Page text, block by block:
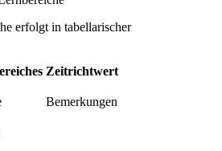
erfolgt in tabellarischer
Zeitrichtwert
Bemerkungen